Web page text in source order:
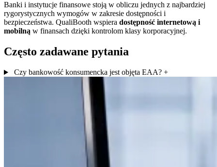
Banki i instytucje finansowe stoją w obliczu jednych z najbardziej
rygorystycznych wymogów w zakresie dostępności i
bezpieczeństwa. QualiBooth wspiera dostępność internetową i
mobilną w finansach dzięki kontrolom klasy korporacyjnej.
Często zadawane pytania
Czy bankowość konsumencka jest objęta EAA? +